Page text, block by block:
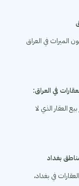
الميراث في العراق
في العراق:
العقار الذي لا
بغداد
في بغداد،